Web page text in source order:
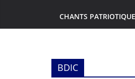
CHANTS
BDIC